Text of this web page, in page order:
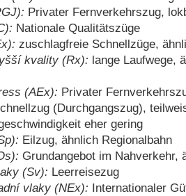
Privater Fernverkehrszug,
Nationale Qualitätszüge
zuschlagfreie Schnellzüge,
kvality (Rx): lange Laufwege,
(AEx): Privater
(Durchgangszug),
eher gering
Eilzug, ähnlich Regionalbahn
Grundangebot im Nahverkehr,
(Sv): Leerreisezug
vlaky (NEx): Internationaler